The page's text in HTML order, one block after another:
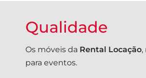
Qualidade
Os móveis da Rental Locação,
para eventos.